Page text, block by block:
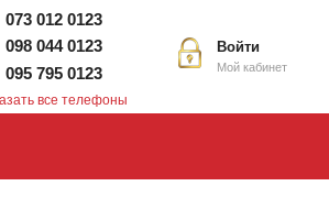
Войти
Мой кабинет
073 012 0123
098 044 0123
095 795 0123
все телефоны